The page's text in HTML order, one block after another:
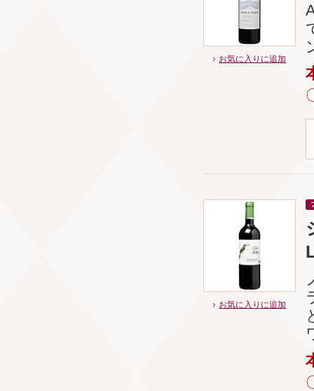
お気に入りに追加
お気に入りに追加